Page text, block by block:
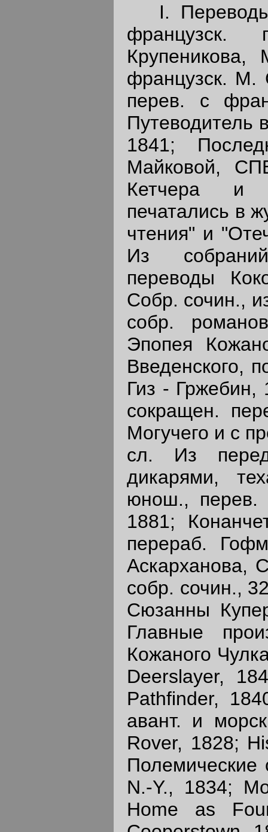
I. Переводы
французск.
перев. с
Путеводитель
1841;
Майковой,
Кетчера и
печатались в
чтения" и
Из
переводы
Собр. сочин.,
собр.
Эпопея
Введенского,
Гиз -
сокращен.
Могучего и с
сл. Из
дикарями,
юнош., перев.
1881;
перераб.
Аскарханова,
собр. сочин.,
Сюзанны
Главные
Кожаного
Deerslayer,
Pathfinder,
авант. и
Rover, 1828;
Полемические
N.-Y., 1834;
Home as